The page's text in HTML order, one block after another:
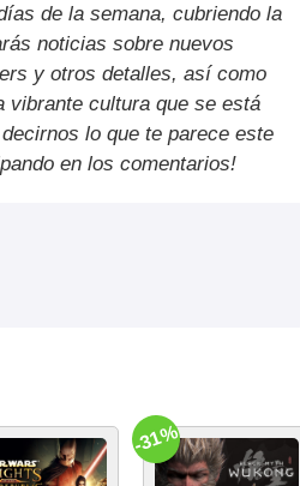
de la semana, cubriendo la
noticias sobre nuevos
y otros detalles, así como
vibrante cultura que se está
lo que te parece este
en los comentarios!
-31%